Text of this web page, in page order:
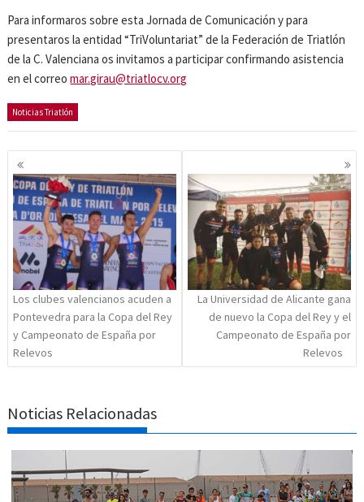
Para informaros sobre esta Jornada de Comunicación y para
presentaros la entidad “TriVoluntariat” de la Federación de Triatlón
de la C. Valenciana os invitamos a participar confirmando asistencia
en el correomar.girau@triatlocv.org
Noticias Triatlón
Navegación
de
entradas
Los clubes valencianos acuden a
Pontevedra para la Copa del Rey
y Campeonato de España por
Relevos
La Universidad de Alicante gana
de nuevo la Copa del Rey y el
Campeonato de España por
Relevos
Noticias Relacionadas